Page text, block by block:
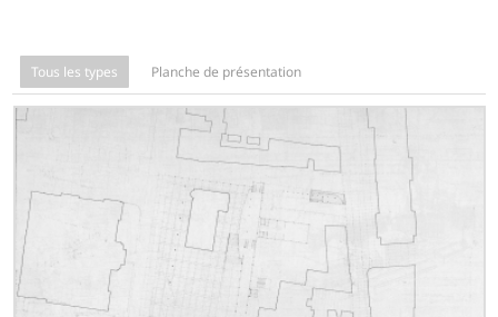
Tous les types Planche de présentation